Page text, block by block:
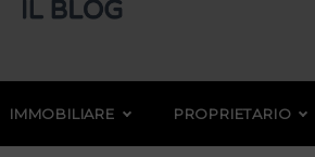
IMMOBILIARE PROPRIETARIO